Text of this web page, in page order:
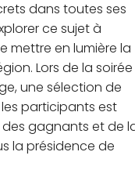
dans toutes ses
ce sujet à
mettre en lumière la
Lors de la soirée
une sélection de
participants est
des gagnants et de
la présidence de